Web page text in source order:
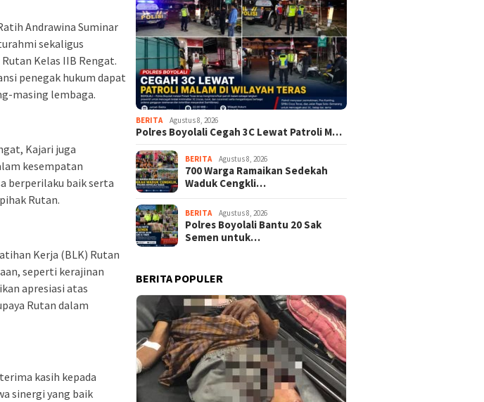
Andrawina Suminar
sekaligus
Kelas IIB Rengat.
penegak hukum dapat
masing lembaga.
Kajari juga
kesempatan
berperilaku baik serta
Rutan.
Kerja (BLK) Rutan
seperti kerajinan
apresiasi atas
Rutan dalam
kasih kepada
sinergi yang baik
BERITA Agustus 8, 2026
Polres Boyolali Cegah 3C Lewat Patroli M…
BERITA Agustus 8, 2026
700 Warga Ramaikan Sedekah
Waduk Cengkli…
BERITA Agustus 8, 2026
Polres Boyolali Bantu 20 Sak
Semen untuk…
BERITA POPULER